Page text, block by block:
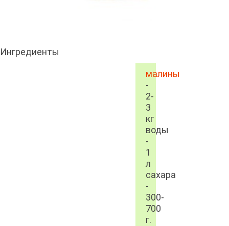
Ингредиенты
малины
-
2-
3
кг
воды
-
1
л
сахара
-
300-
700
г.